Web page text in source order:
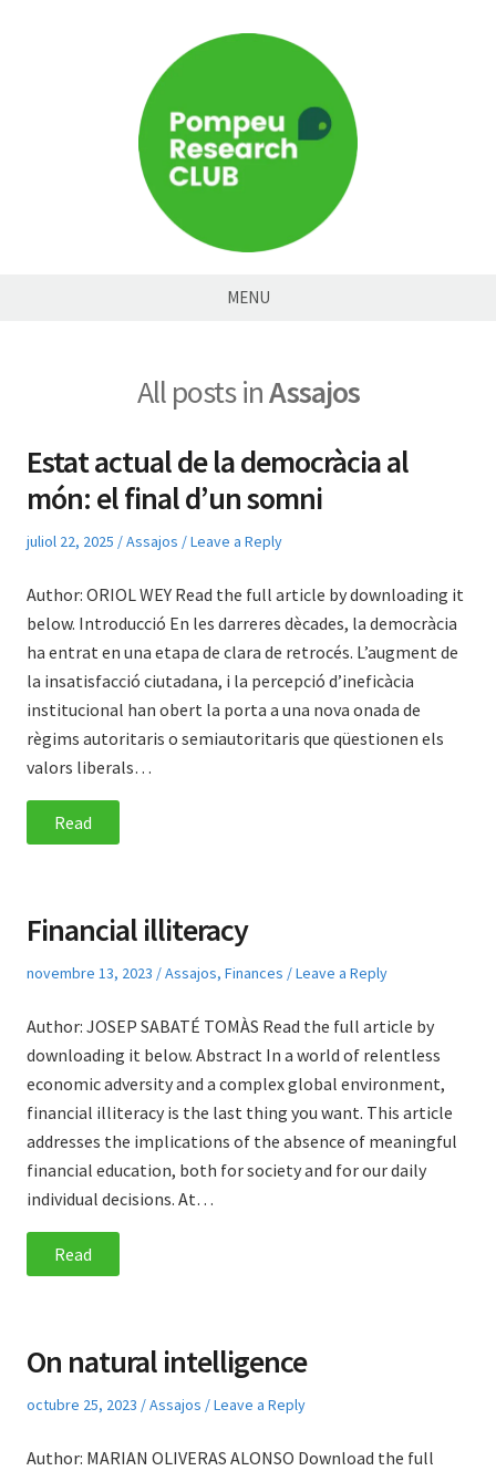
MENU
All posts inAssajos
Estat actual de la democràcia al
món: el final d’un somni
Posted
juliol 22, 2025
Posted
Assajos Leave a Reply
Author: ORIOL WEY Read the full article by downloading it
below. Introducció En les darreres dècades, la democràcia
ha entrat en una etapa de clara de retrocés. L’augment de
la insatisfacció ciutadana, i la percepció d’ineficàcia
institucional han obert la porta a una nova onada de
règims autoritaris o semiautoritaris que qüestionen els
valors liberals…
Read
Financial illiteracy
Posted
novembre 13, 2023
Posted
Assajos, Finances Leave a Reply
Author: JOSEP SABATÉ TOMÀS Read the full article by
downloading it below. Abstract In a world of relentless
economic adversity and a complex global environment,
financial illiteracy is the last thing you want. This article
addresses the implications of the absence of meaningful
financial education, both for society and for our daily
individual decisions. At…
Read
On natural intelligence
Posted
octubre 25, 2023
Posted
Assajos Leave a Reply
Author: MARIAN OLIVERAS ALONSO Download the full